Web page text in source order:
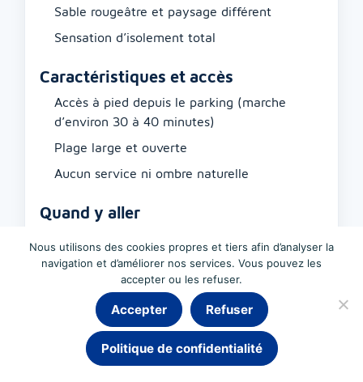
Sable rougeâtre et paysage différent
Sensation d’isolement total
Caractéristiques et accès
Accès à pied depuis le parking (marche
d’environ 30 à 40 minutes)
Plage large et ouverte
Aucun service ni ombre naturelle
Quand y aller
Idéale si vous cherchez un calme absolu
Recommandée d’éviter les jours de vent fort
l’accès demande un effort, mais c’est
parfait si vous voulez vraiment déconnecter.
Prévoyez de l’eau, de la nourriture et de la
Nous utilisons des cookies propres et tiers afin d’analyser la
navigation et d’améliorer nos services. Vous pouvez les
accepter ou les refuser.
Accepter Refuser
Politique de confidentialité